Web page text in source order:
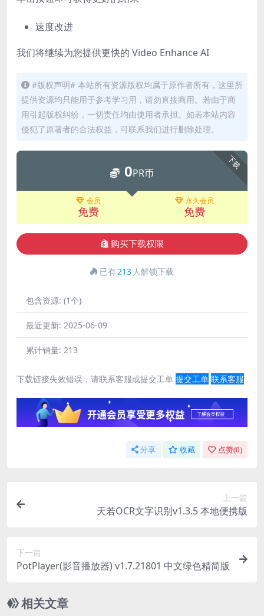
速度改进
我们将继续为您提供更快的 Video Enhance AI
#版权声明# 本站所有资源版权均属于原作者所有，这里所
提供资源均只能用于参考学习用，请勿直接商用。若由于商
用引起版权纠纷，一切责任均由使用者承担。如若本站内容
侵犯了原著者的合法权益，可联系我们进行删除处理。
下载
0PR币
会员
免费
永久会员
免费
购买下载权限
已有213 人解锁下载
包含资源: (1个)
最近更新: 2025-06-09
累计销量: 213
下载链接失效错误，请联系客服或提交工单 提交工单 联系客服
分享 收藏 点赞(0)
上一篇
天若OCR文字识别v1.3.5 本地便携版
下一篇
PotPlayer(影音播放器) v1.7.21801 中文绿色精简版
相关文章